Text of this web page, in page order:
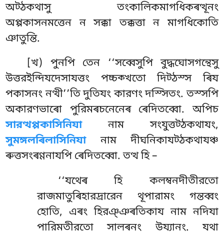
অট্ঠকথাসু তংকালিকমাগধিকৰত্থূনং
অপ্পকাসনমত্তেন ন সক্কা তক্কত্তা ন মাগধিকোতি
ঞাতুন্তি.
[খ) পুনপি তেন ‘‘সব্বেসুপি বুদ্ধঘোসগন্থেসু
উত্তরইন্দিযদেসাযত্তং পচ্চক্খতো দিট্ঠস্স ৰিয
পকাসনং নত্থী’’তি দুতিযং কারণং দস্সিতং. তস্সপি
অকারণভাৰো পুরিমৰচনেনেৰ ৰেদিতব্বো. অপিচ
সারত্থপ্পকাসিনিযানাম সংযুত্তট্ঠকথাযং,
সুমঙ্গলৰিলাসিনিযানাম দীঘনিকাযট্ঠকথাযঞ্চ
ৰুত্তসংৰণ্ণনাযপি ৰেদিতব্বো. তত্থ হি –
‘‘যথেৰ হি কলম্বনদীতীরতো
রাজমাতুৰিহারদ্ৰারেন থূপারামং গন্তব্বং
হোতি, এৰং হিরঞ্ঞৰতিকায নাম নদিযা
পারিমতীরতো সালৰনং উয্যানং. যথা